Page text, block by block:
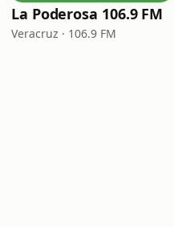
La Poderosa 106.9 FM
Veracruz · 106.9 FM